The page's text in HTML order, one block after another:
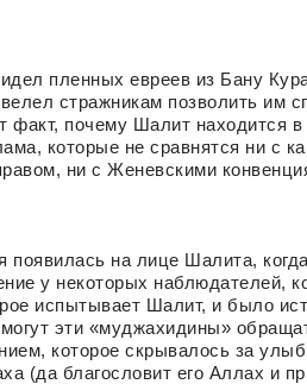
пленных евреев из Бану
стражникам позволить им
факт, почему Шалит находится
которые не сравнятся ни с
ни с Женевскими
появилась на лице Шалита,
у некоторых наблюдателей,
испытывает Шалит, и было
эти «муджахидины»
которое скрывалось за
(да благословит его Аллах и